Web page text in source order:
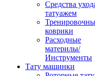
Средства
татуажем
коврики
Расходные
материлы/
Инструменты
Тату машинки